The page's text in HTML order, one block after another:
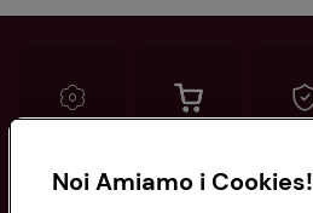
Noi Amiamo i Cookies!